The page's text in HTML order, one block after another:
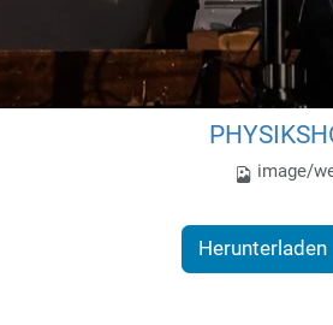
image/
Herunterladen